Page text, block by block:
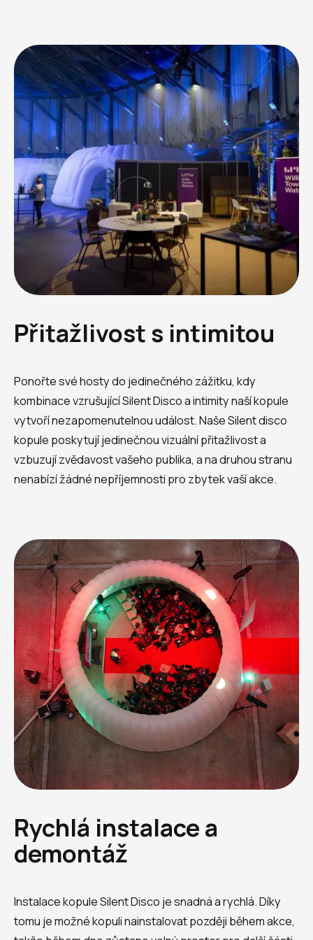
Přitažlivost s intimitou
Ponořte své hosty do jedinečného zážitku, kdy
kombinace vzrušující Silent Disco a intimity naší kopule
vytvoří nezapomenutelnou událost. Naše Silent disco
kopule poskytují jedinečnou vizuální přitažlivost a
vzbuzují zvědavost vašeho publika, a na druhou stranu
nenabízí žádné nepříjemnosti pro zbytek vaší akce.
Rychlá instalace a
demontáž
Instalace kopule Silent Disco je snadná a rychlá. Díky
tomu je možné kopuli nainstalovat později během akce,